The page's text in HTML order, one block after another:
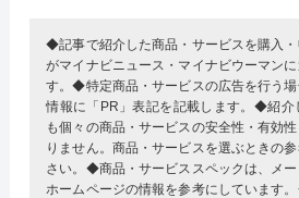
◆記事で紹介した商品・サービスを購入
がマイナビニュース・マイナビウーマン
す。◆特定商品・サービスの広告を行う
情報に「PR」表記を記載します。◆紹介
も個々の商品・サービスの安全性・有効
りません。商品・サービスを選ぶときの
さい。◆商品・サービススペックは、メ
ホームページの情報を参考にしています